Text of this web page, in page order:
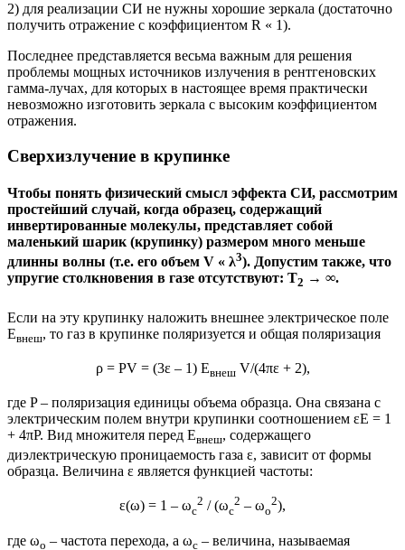
2) для реализации СИ не нужны хорошие зеркала (достаточно
получить отражение с коэффициентом R « 1).
Последнее представляется весьма важным для решения
проблемы мощных источников излучения в рентгеновских
гамма-лучах, для которых в настоящее время практически
невозможно изготовить зеркала с высоким коэффициентом
отражения.
Сверхизлучение в крупинке
Чтобы понять физический смысл эффекта СИ, рассмотрим
простейший случай, когда образец, содержащий
инвертированные молекулы, представляет собой
маленький шарик (крупинку) размером много меньше
длинны волны (т.е. его объем V « λ3). Допустим также, что
упругие столкновения в газе отсутствуют: T2 → ∞.
Если на эту крупинку наложить внешнее электрическое поле
Eвнеш, то газ в крупинке поляризуется и общая поляризация
ρ = PV = (3ε – 1) EвнешV/(4πε + 2),
где P – поляризация единицы объема образца. Она связана с
электрическим полем внутри крупинки соотношением εΕ = 1
+ 4πΡ. Вид множителя перед Eвнеш, содержащего
диэлектрическую проницаемость газа ε, зависит от формы
образца. Величина ε является функцией частоты:
ε(ω) = 1 – ωс
2 / (ωс
2 – ωо
2),
где ωо – частота перехода, а ωс – величина, называемая